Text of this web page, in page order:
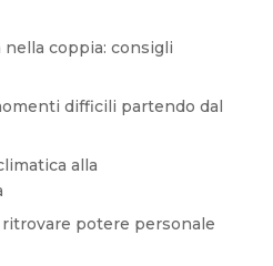
nella coppia: consigli
difficili partendo dal
alla
potere personale